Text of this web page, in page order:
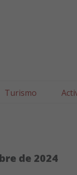
Turismo
de 2024